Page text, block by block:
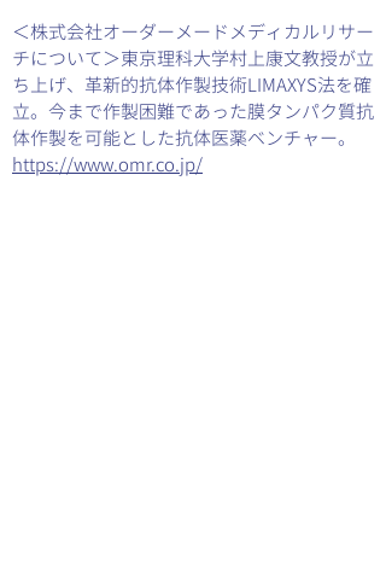
＜株式会社オーダーメードメディカルリサー
チについて＞東京理科大学村上康文教授が立
ち上げ、革新的抗体作製技術LIMAXYS法を確
立。今まで作製困難であった膜タンパク質抗
体作製を可能とした抗体医薬ベンチャー。
https://www.omr.co.jp/